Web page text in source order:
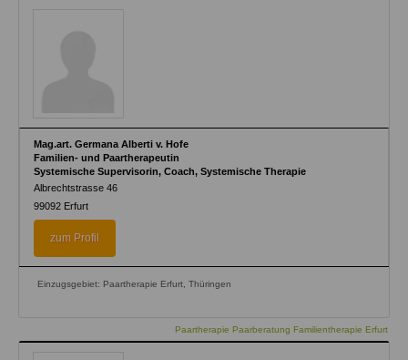
Mag.art. Germana Alberti v. Hofe
Familien- und Paartherapeutin
Systemische Supervisorin, Coach, Systemische Therapie
Albrechtstrasse 46
99092 Erfurt
zum Profil
Einzugsgebiet: Paartherapie Erfurt, Thüringen
Paartherapie Paarberatung Familientherapie Erfurt